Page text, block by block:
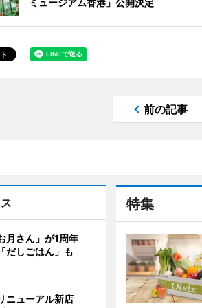
ミュージアム香港」公開決定
前の記事
特集
月さん」が1周年
だしごはん」も
ニューアル新店